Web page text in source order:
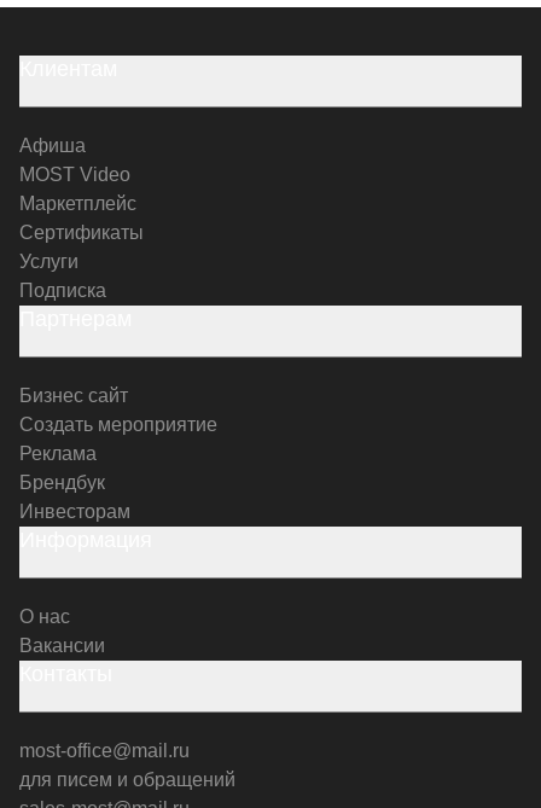
Афиша
MOST Video
Маркетплейс
Сертификаты
Услуги
Подписка
Бизнес сайт
Создать мероприятие
Реклама
Брендбук
Инвесторам
О нас
Вакансии
most-office@mail.ru
для писем и обращений